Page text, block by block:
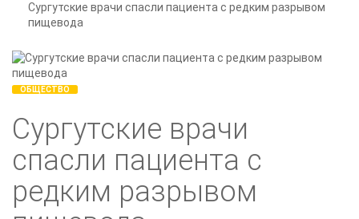
Сургутские врачи спасли пациента с редким разрывом
пищевода
ОБЩЕСТВО
Сургутские врачи
спасли пациента с
редким разрывом